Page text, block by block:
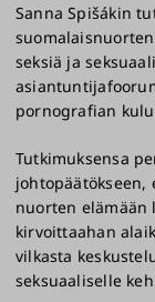
Sanna Spišákin
seksiä ja
pornografian
Tutkimuksensa
nuorten elämään
kirvoittaahan
vilkasta
seksuaaliselle